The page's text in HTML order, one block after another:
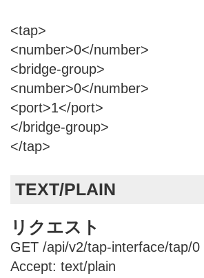
<tap>
<number>0</number>
<bridge-group>
<number>0</number>
<port>1</port>
</bridge-group>
</tap>
TEXT/PLAIN
リクエスト
GET /api/v2/tap-interface/tap/0
Accept: text/plain